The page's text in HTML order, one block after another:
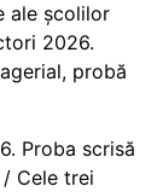
ale școlilor
2026.
probă
Proba scrisă
Cele trei